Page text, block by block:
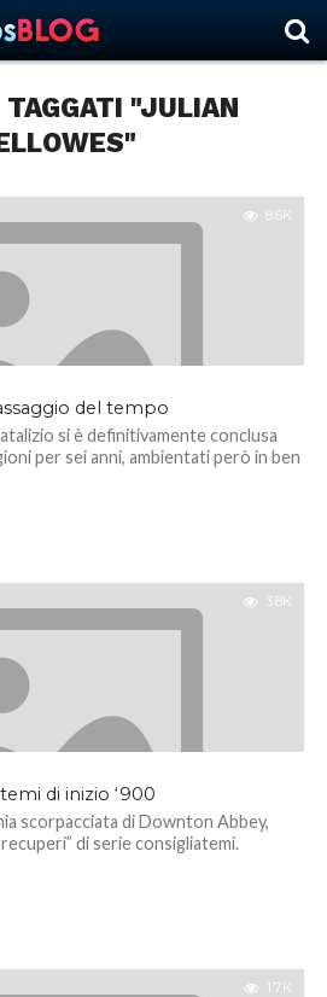
"JULIAN
8.6K
del tempo
si è definitivamente conclusa
per sei anni, ambientati però in ben
3.8K
di inizio ‘900
scorpacciata di Downton Abbey,
di serie consigliatemi.
1.7K